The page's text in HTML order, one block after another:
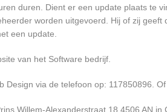
duren. Dient er een update plaats te
worden uitgevoerd. Hij of zij
een update.
van het Software bedrijf.
Design via de telefoon op: 117850896.
Willem-Alexanderstraat 18 4506 AN in